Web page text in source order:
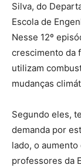
Silva, do
Escola de
Nesse 12º
crescimento da
utilizam
mudanças
Segundo eles,
demanda por
lado, o
professores da